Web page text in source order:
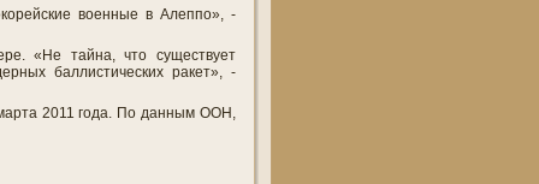
военные в Алеппо», -
«Не тайна, что существует
баллистических ракет», -
2011 года. По данным ООН,